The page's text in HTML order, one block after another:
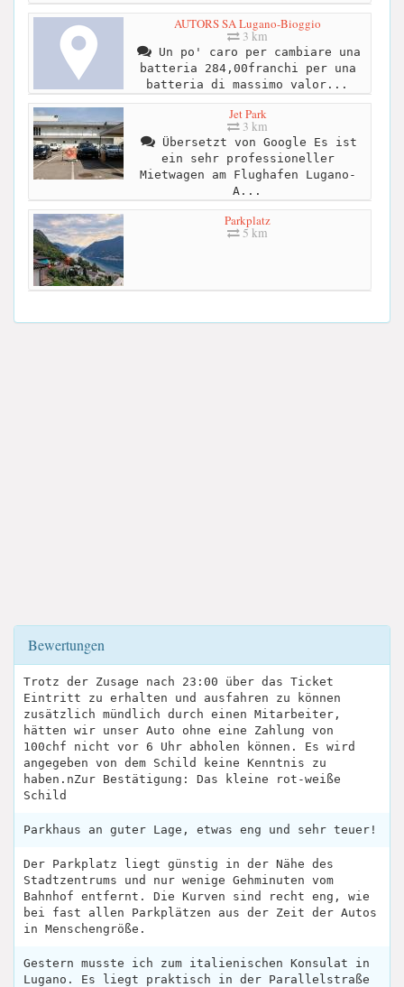
AUTORS SA Lugano-Bioggio
3 km
Un po' caro per cambiare una
batteria 284,00franchi per una
batteria di massimo valor...
Jet Park
3 km
Übersetzt von Google Es ist
ein sehr professioneller
Mietwagen am Flughafen Lugano-
A...
Parkplatz
5 km
Bewertungen
Trotz der Zusage nach 23:00 über das Ticket
Eintritt zu erhalten und ausfahren zu können
zusätzlich mündlich durch einen Mitarbeiter,
hätten wir unser Auto ohne eine Zahlung von
100chf nicht vor 6 Uhr abholen können. Es wird
angegeben von dem Schild keine Kenntnis zu
haben.nZur Bestätigung: Das kleine rot-weiße
Schild
Parkhaus an guter Lage, etwas eng und sehr teuer!
Der Parkplatz liegt günstig in der Nähe des
Stadtzentrums und nur wenige Gehminuten vom
Bahnhof entfernt. Die Kurven sind recht eng, wie
bei fast allen Parkplätzen aus der Zeit der Autos
in Menschengröße.
Gestern musste ich zum italienischen Konsulat in
Lugano. Es liegt praktisch in der Parallelstraße